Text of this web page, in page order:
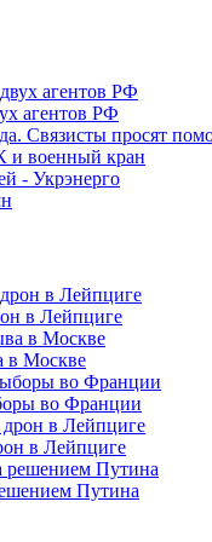
агентов РФ
Связисты просят
и военный кран
- Укрэнерго
в Лейпциге
в Москве
во Франции
в Лейпциге
Путина